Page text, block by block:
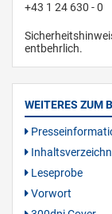
+43 1 24 630 - 0
entbehrlich.
WEITERES ZUM
Leseprobe
Vorwort